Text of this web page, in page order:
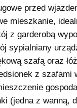
przed
mieszkanie,
z garderobą
sypialniany
szafą oraz
z szafami
(jedna z wanną,